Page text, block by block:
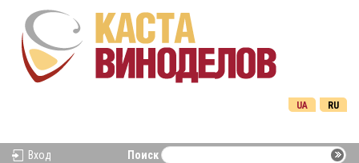
RU
UA
Вход Поиск